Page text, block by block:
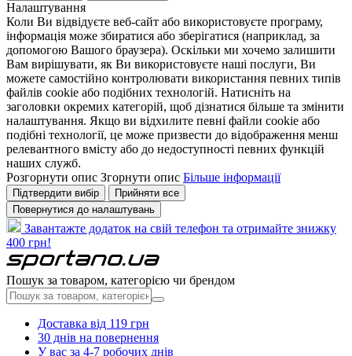
Налаштування
Коли Ви відвідуєте веб-сайт або використовуєте програму,
інформація може збиратися або зберігатися (наприклад, за
допомогою Вашого браузера). Оскільки ми хочемо залишити
Вам вирішувати, як Ви використовуєте наші послуги, Ви
можете самостійно контролювати використання певних типів
файлів cookie або подібних технологій. Натисніть на
заголовки окремих категорій, щоб дізнатися більше та змінити
налаштування. Якщо ви відхилите певні файли cookie або
подібні технології, це може призвести до відображення менш
релевантного вмісту або до недоступності певних функцій
наших служб.
Розгорнути опис Згорнути опис Більше інформації
Підтвердити вибір
Прийняти все
Повернутися до налаштувань
Завантажте додаток на свій телефон та отримайте знижку
400 грн!
Пошук за товаром, категорією чи брендом
Доставка від 119 грн
30 днів на повернення
У вас за 4-7 робочих днів